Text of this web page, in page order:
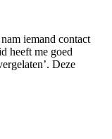
iemand contact
heeft me goed
Deze